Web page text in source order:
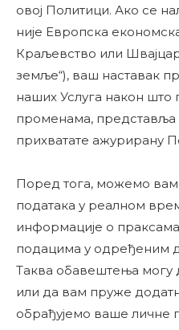
овој Политици. Ако се
није Европска
Краљевство или
земље“), ваш наставак
наших Услуга након
променама, представља
прихватате ажурирану
Поред тога, можемо
података у реалном
информације о
подацима у одређеним
Таква обавештења могу
или да вам пруже
обрађујемо ваше личне